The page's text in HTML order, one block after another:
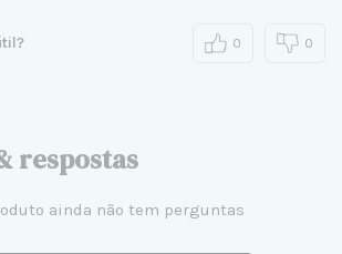
0 0
respostas
ainda não tem perguntas